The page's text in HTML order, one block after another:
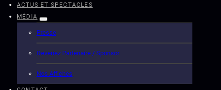
ACTUS ET SPECTACLES
MÉDIA
Presse
Devenez Partenaire / Sponsor
Nos Affiches